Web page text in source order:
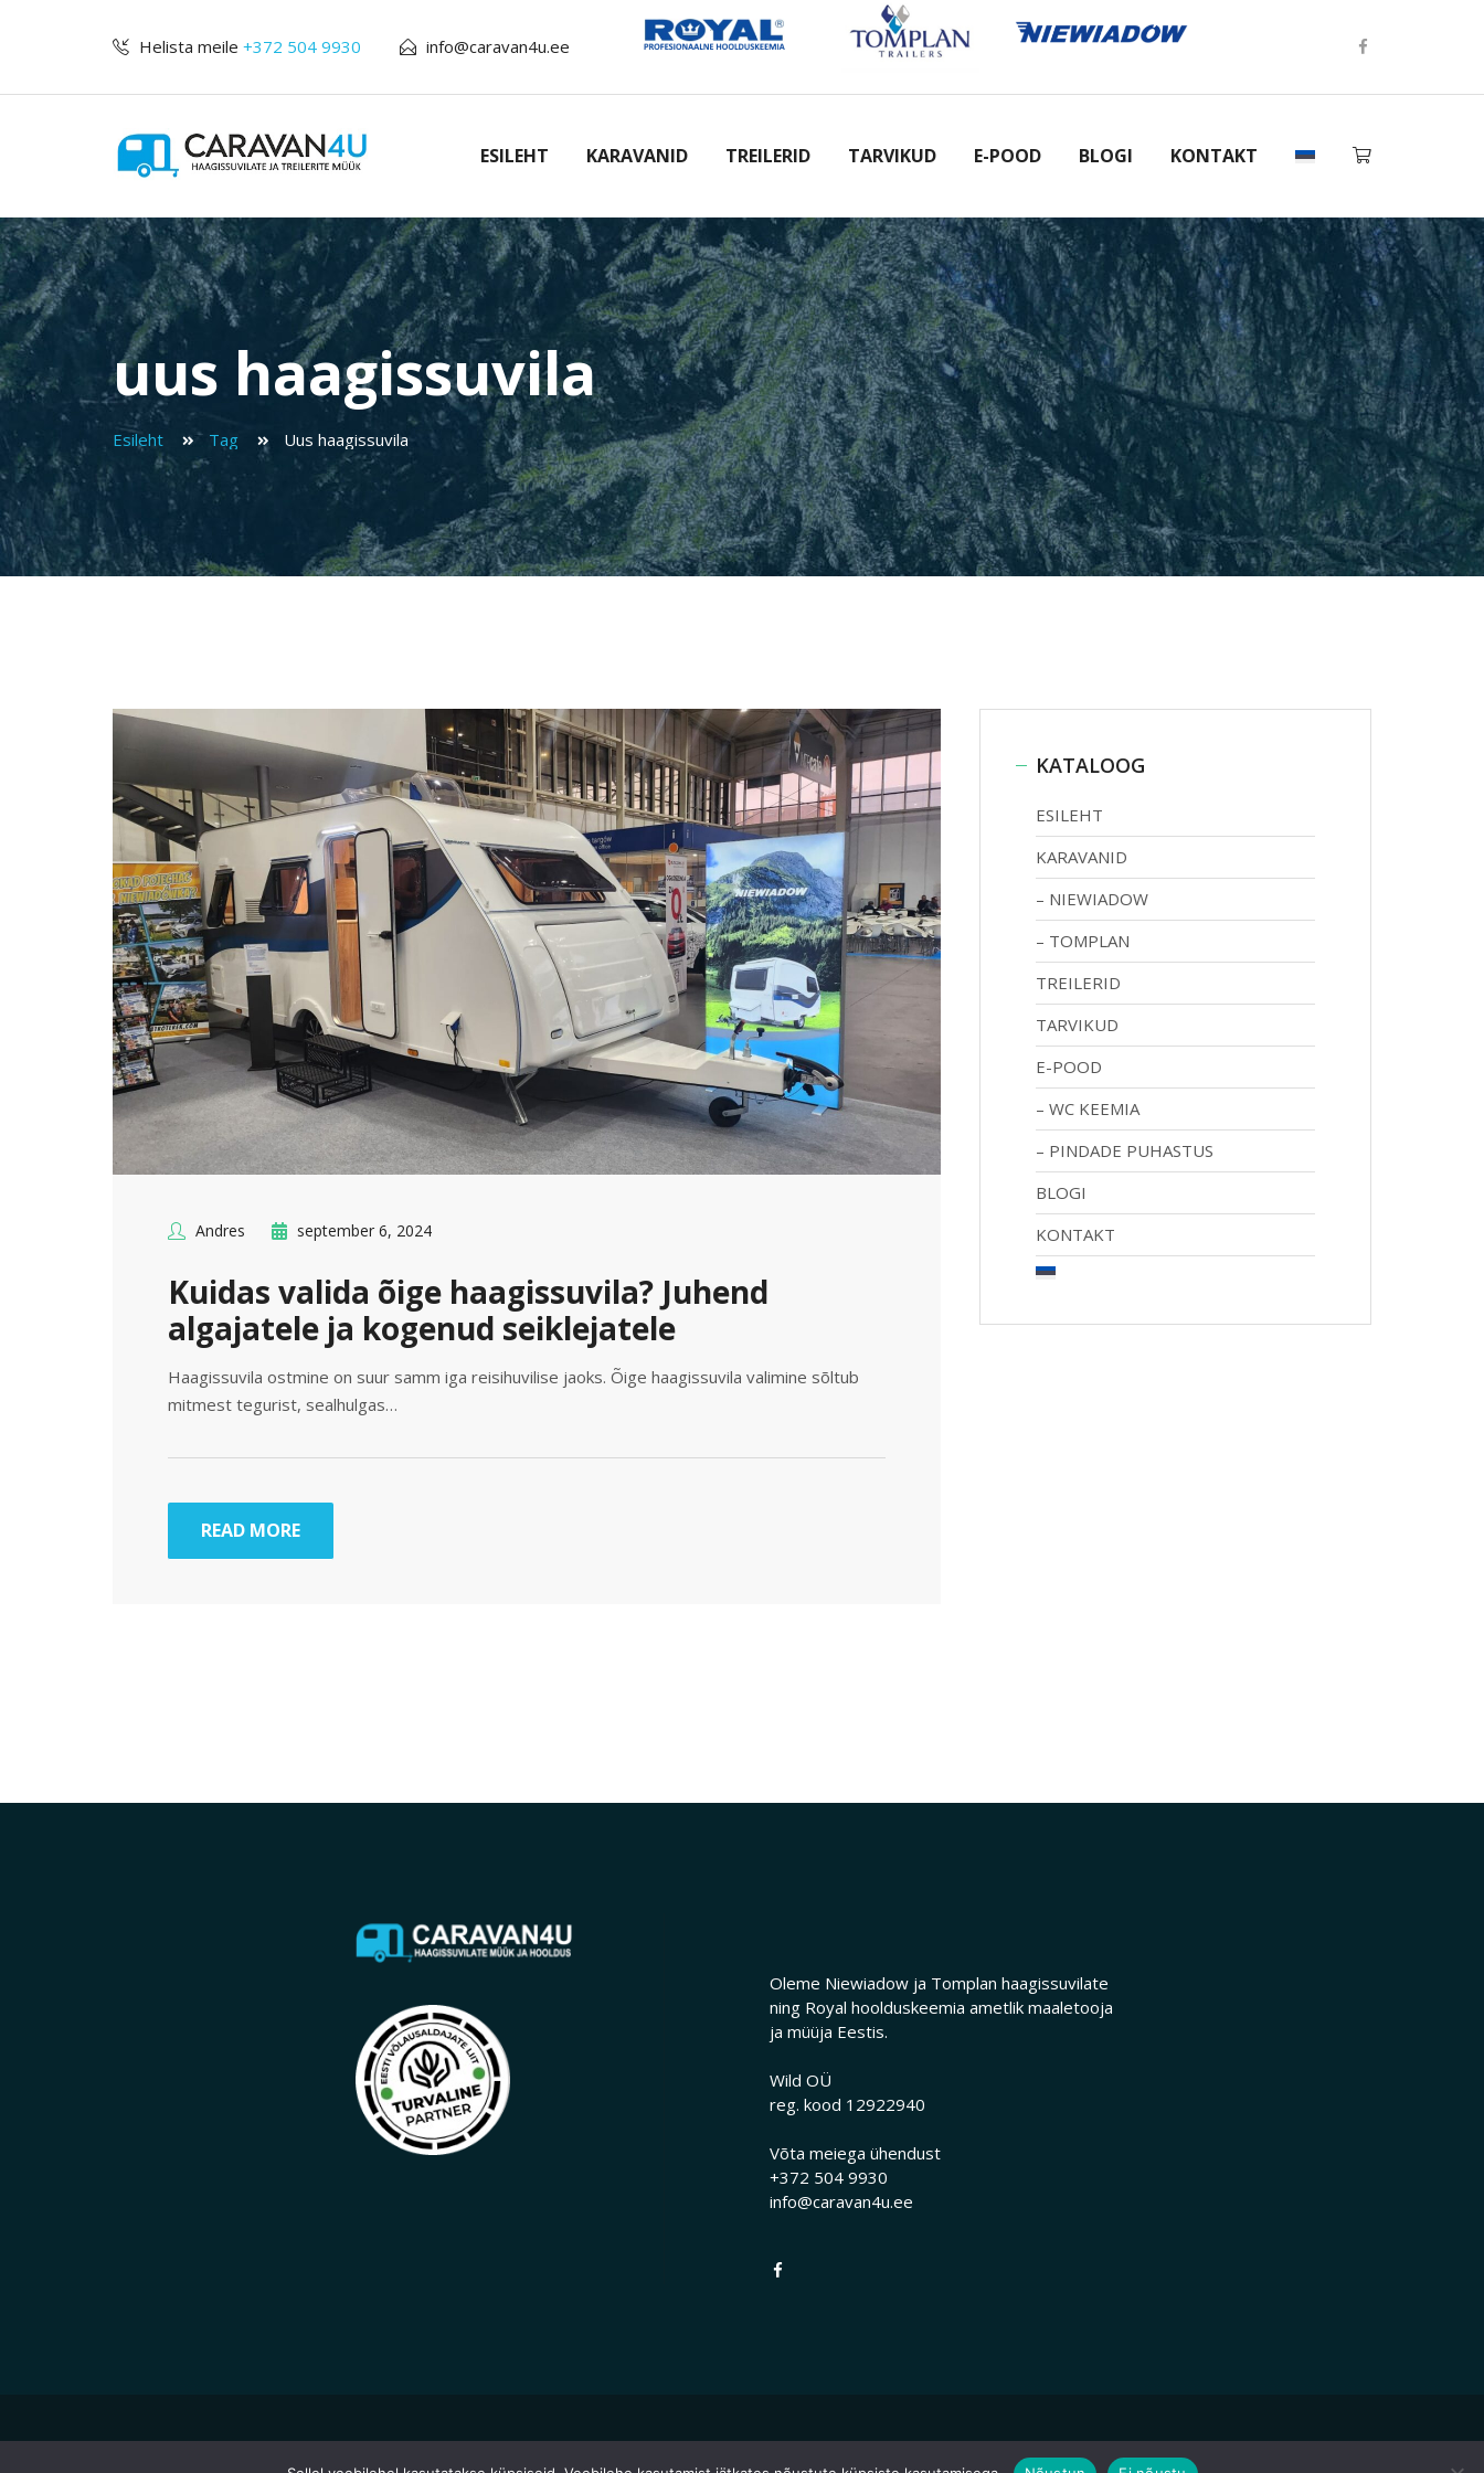
Helista meile +372 504 9930 info@caravan4u.ee
ESILEHT KARAVANID TREILERID TARVIKUD E-POOD BLOGI KONTAKT
uus haagissuvila
Esileht Tag uus haagissuvila
Andres september 6, 2024
Kuidas valida õige haagissuvila? Juhend
algajatele ja kogenud seiklejatele
Haagissuvila ostmine on suur samm iga reisihuvilise jaoks. Õige haagissuvila valimine sõltub
mitmest tegurist, sealhulgas…
READ MORE
KATALOOG
ESILEHT
KARAVANID
NIEWIADOW
TOMPLAN
TREILERID
TARVIKUD
E-POOD
WC KEEMIA
PINDADE PUHASTUS
BLOGI
KONTAKT
Oleme Niewiadow ja Tomplan haagissuvilate
ning Royal hoolduskeemia ametlik maaletooja
ja müüja Eestis.
Wild OÜ
reg. kood 12922940
Võta meiega ühendust
+372 504 9930
info@caravan4u.ee